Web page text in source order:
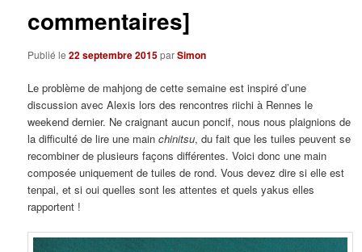
commentaires]
Publié le22 septembre 2015parSimon
Le problème de mahjong de cette semaine est inspiré d’une
discussion avec Alexis lors des rencontres riichi à Rennes le
weekend dernier. Ne craignant aucun poncif, nous nous plaignions de
la difficulté de lire une mainchinitsu, du fait que les tuiles peuvent se
recombiner de plusieurs façons différentes. Voici donc une main
composée uniquement de tuiles de rond. Vous devez dire si elle est
tenpai, et si oui quelles sont les attentes et quels yakus elles
rapportent !